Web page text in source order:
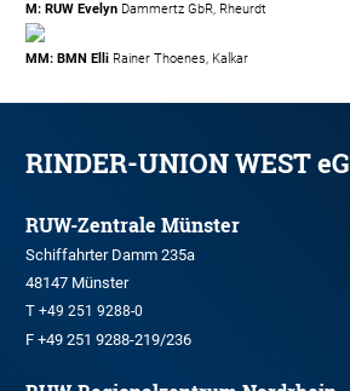
M: RUW Evelyn Dammertz GbR, Rheurdt
MM: BMN Elli Rainer Thoenes, Kalkar
RINDER-UNION WEST eG
RUW-Zentrale Münster
Schiffahrter Damm 235a
48147 Münster
T +49 251 9288-0
F +49 251 9288-219/236